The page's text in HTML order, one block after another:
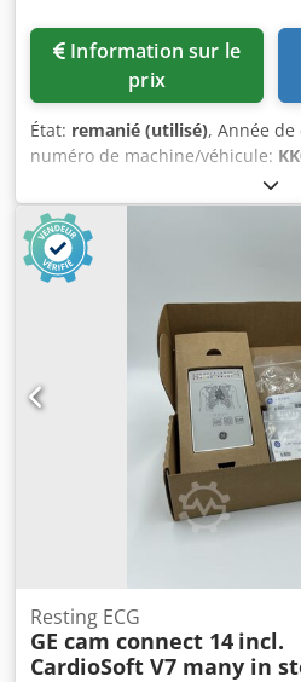
prix
État: remanié (utilisé), Année
numéro de machine/véhicule:
,
4 kW Dimensions de la table : 1
l’aide d’une manivelle, 45°
d’une manivelle Rotation à
Prise pour appareil
fraiseuses portatives Dodjiinm
la broche : 30 mm Butée Aigner
2 x 120 mm Vitesses de rotation :
1 400/3 500/6 000/8 000 tr/min
Resting ECG
GE cam connect 14 incl.
CardioSoft V7 many in